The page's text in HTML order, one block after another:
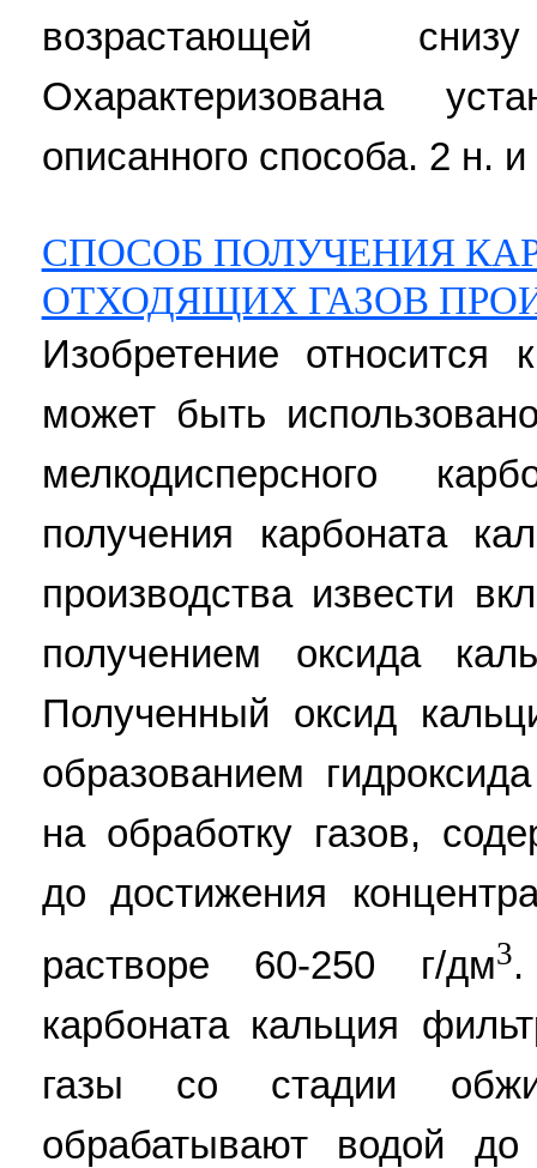
возрастающей
Охарактеризована
описанного способа. 2 н.
СПОСОБ ПОЛУЧЕНИЯ
ОТХОДЯЩИХ ГАЗОВ
Изобретение относится
может быть
мелкодисперсного
получения карбоната
производства извести
получением оксида
Полученный оксид
образованием
на обработку газов,
до достижения
растворе 60-250 г/дм3
карбоната кальция
газы со стадии
обрабатывают водой до